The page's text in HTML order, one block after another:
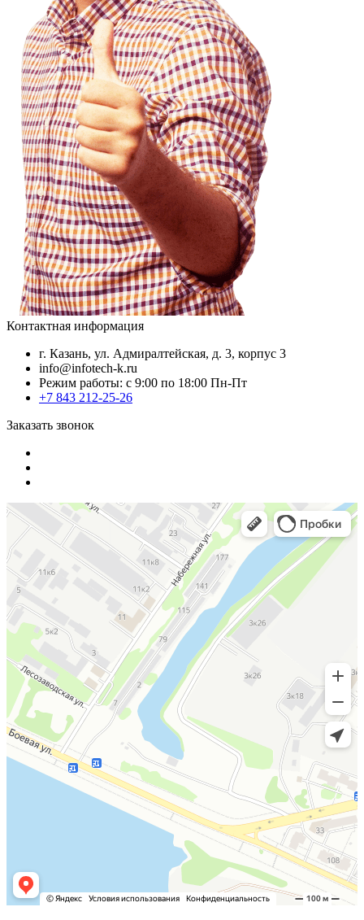
Контактная информация
г. Казань, ул. Адмиралтейская, д. 3, корпус 3
info@infotech-k.ru
Режим работы: с 9:00 по 18:00 Пн-Пт
+7 843 212-25-26
Заказать звонок